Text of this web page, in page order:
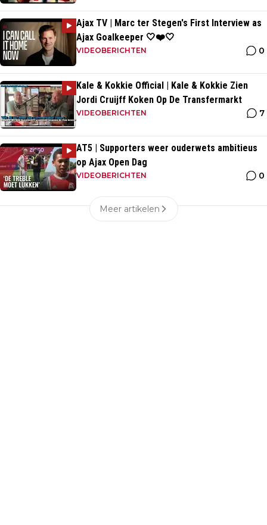
Ajax TV | Marc ter Stegen's First Interview as
Ajax Goalkeeper 🤍❤️🤍
VIDEOBERICHTEN 0
Kale & Kokkie Official | Kale & Kokkie Zien
Jordi Cruijff Koken Op De Transfermarkt
VIDEOBERICHTEN 7
AT5 | Supporters weer ouderwets ambitieus
op Ajax Open Dag
VIDEOBERICHTEN 0
Meer artikelen